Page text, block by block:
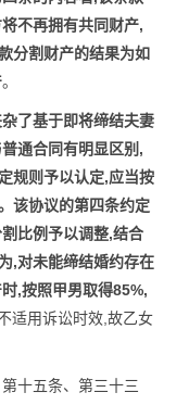
不再拥有共同财产,
分割财产的结果为如
。
了基于即将缔结夫妻
通合同有明显区别,
规则予以认定,应当按
该协议的第四条约定
比例予以调整,结合
,对未能缔结婚约存在
,按照甲男取得85%,
适用诉讼时效,故乙女
十五条、第三十三